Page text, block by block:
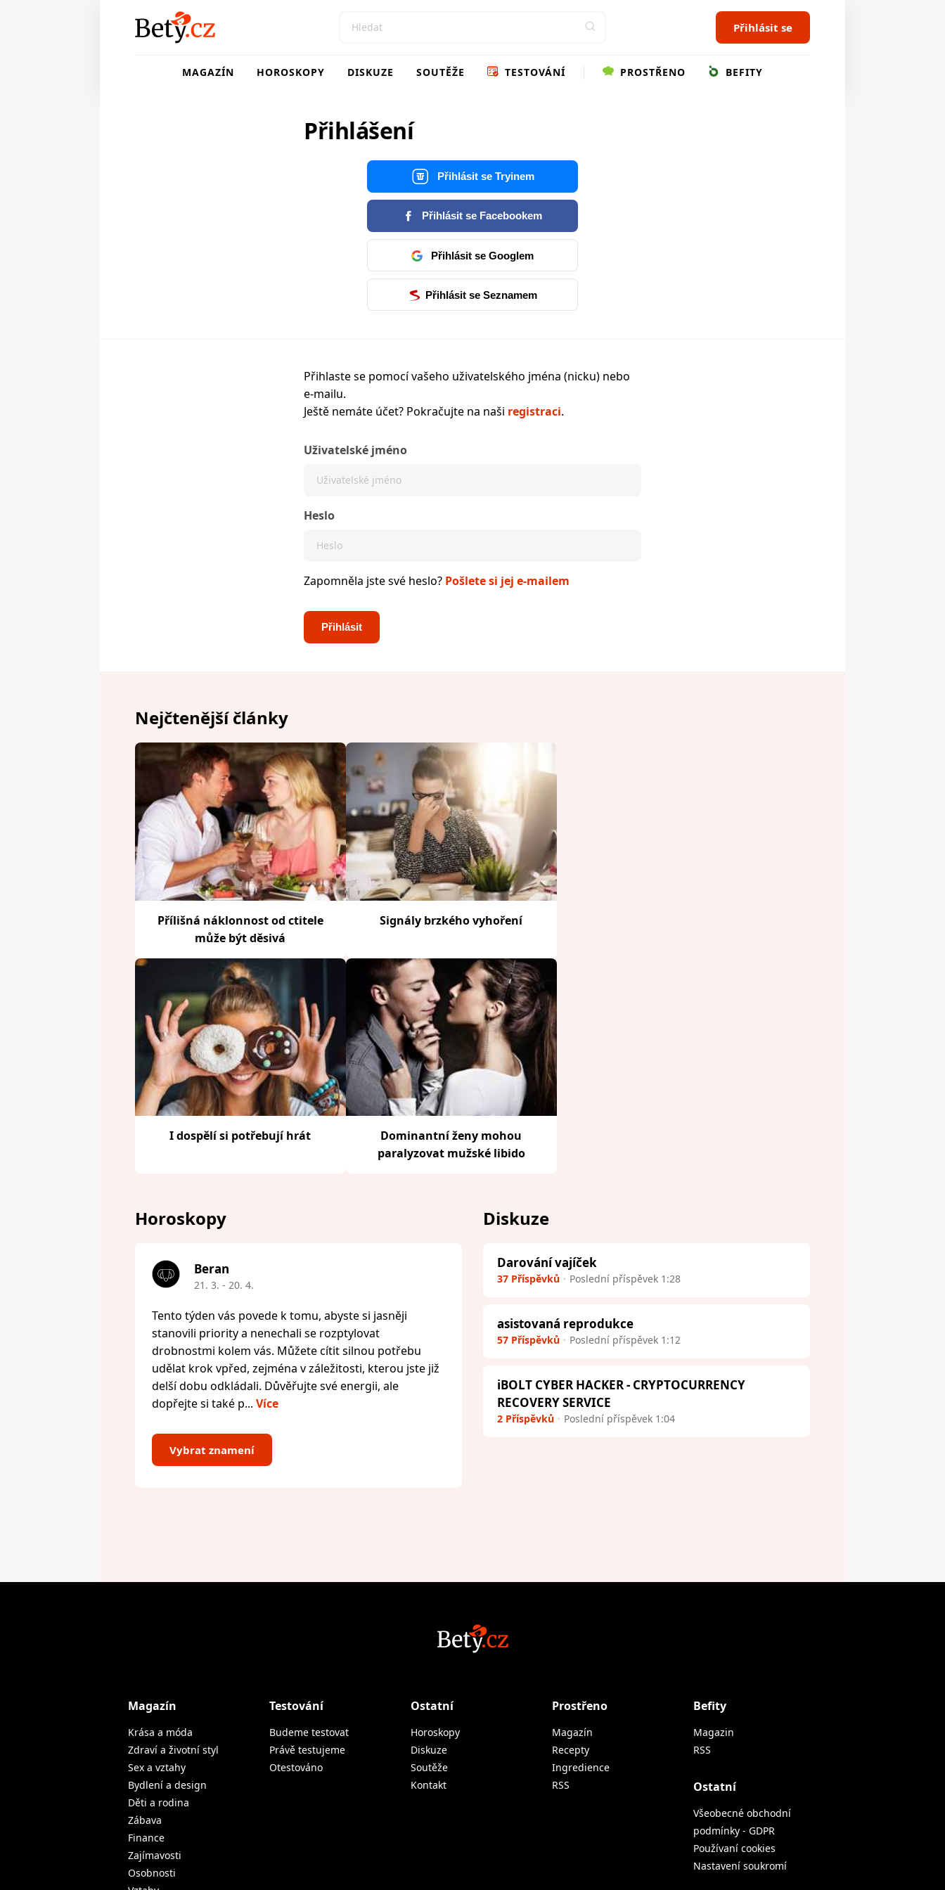
Přihlásit se
MAGAZÍN HOROSKOPY DISKUZE SOUTĚŽE TESTOVÁNÍ PROSTŘENO BEFITY
Přihlášení
Přihlásit se Tryinem
Přihlásit se Facebookem
Přihlásit se Googlem
Přihlásit se Seznamem
Přihlaste se pomocí vašeho uživatelského jména (nicku) nebo
e-mailu.
Ještě nemáte účet? Pokračujte na naši registraci.
Uživatelské jméno
Heslo
Zapomněla jste své heslo? Pošlete si jej e-mailem
Nejčtenější články
Přílišná náklonnost od ctitele
může být děsivá
Signály brzkého vyhoření
I dospělí si potřebují hrát
Dominantní ženy mohou
paralyzovat mužské libido
Horoskopy
Beran
21. 3. - 20. 4.
Tento týden vás povede k tomu, abyste si jasněji
stanovili priority a nenechali se rozptylovat
drobnostmi kolem vás. Můžete cítit silnou potřebu
udělat krok vpřed, zejména v záležitosti, kterou jste již
delší dobu odkládali. Důvěřujte své energii, ale
dopřejte si také p... Více
Vybrat znamení
Diskuze
Darování vajíček
37 Příspěvků Poslední příspěvek 1:28
asistovaná reprodukce
57 Příspěvků Poslední příspěvek 1:12
iBOLT CYBER HACKER - CRYPTOCURRENCY
RECOVERY SERVICE
2 Příspěvků Poslední příspěvek 1:04
Magazín
Krása a móda
Zdraví a životní styl
Sex a vztahy
Bydlení a design
Děti a rodina
Zábava
Finance
Zajímavosti
Osobnosti
Testování
Budeme testovat
Právě testujeme
Otestováno
Ostatní
Horoskopy
Diskuze
Soutěže
Kontakt
Prostřeno
Magazín
Recepty
Ingredience
RSS
Befity
Magazin
RSS
Ostatní
Všeobecné obchodní
podmínky - GDPR
Používaní cookies
Nastavení soukromí